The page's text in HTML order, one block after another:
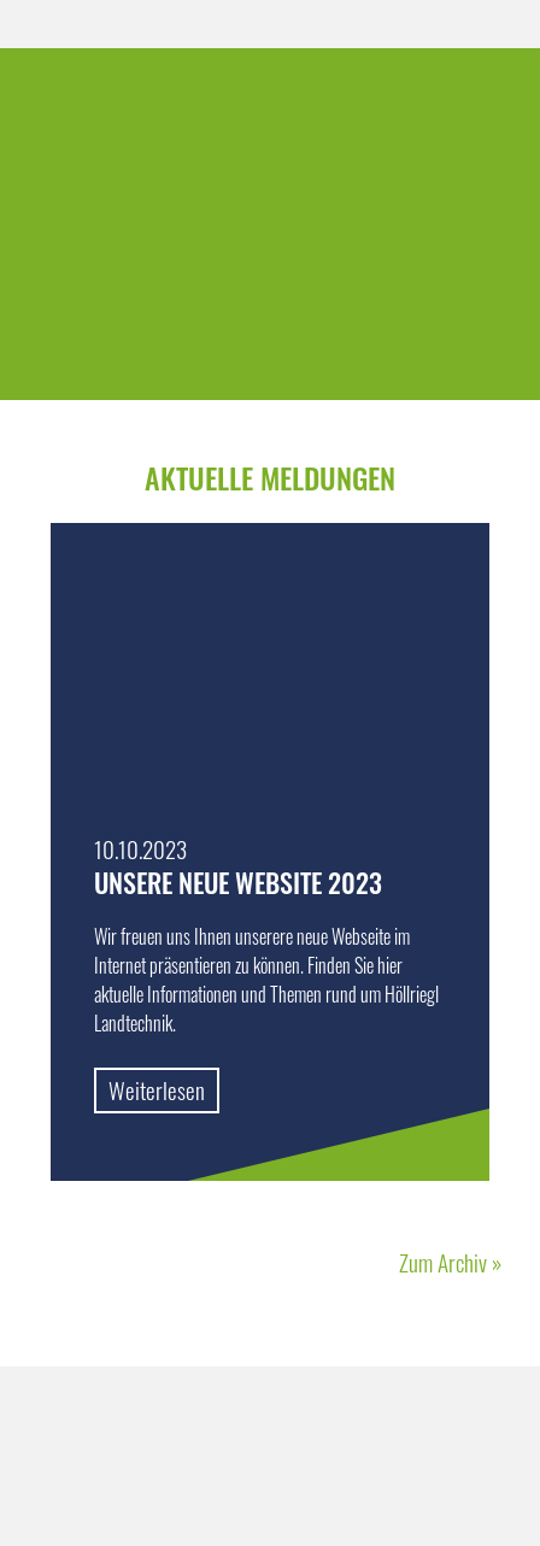
AKTUELLE MELDUNGEN
10.10.2023
UNSERE NEUE WEBSITE 2023
Wir freuen uns Ihnen unserere neue Webseite im
Internet präsentieren zu können. Finden Sie hier
aktuelle Informationen und Themen rund um Höllriegl
Landtechnik.
Weiterlesen
Zum Archiv »